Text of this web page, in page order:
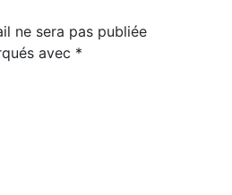
ne sera pas publiée
avec *